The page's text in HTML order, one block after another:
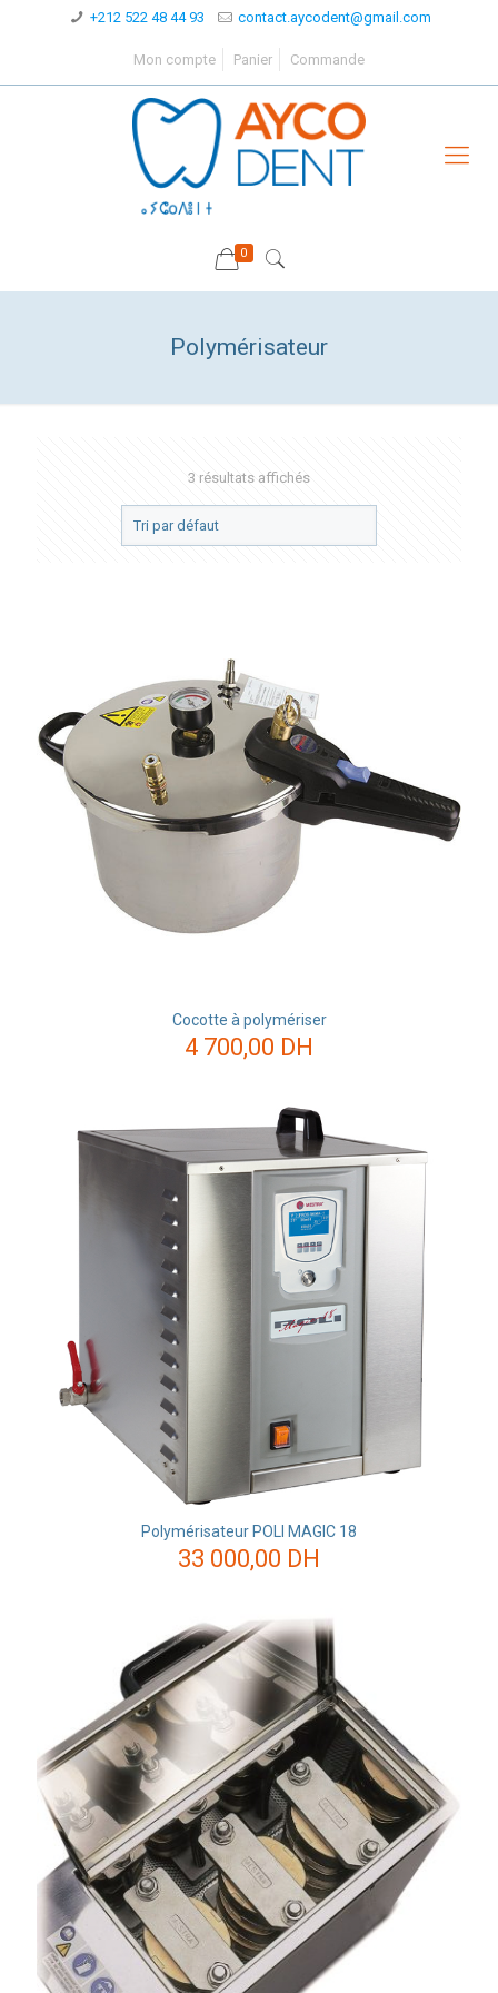
+212 522 48 44 93 contact.aycodent@gmail.com
Mon compte Panier Commande
0
Polymérisateur
3 résultats affichés
Cocotte à polymériser
4 700,00 DH
Polymérisateur POLI MAGIC 18
33 000,00 DH